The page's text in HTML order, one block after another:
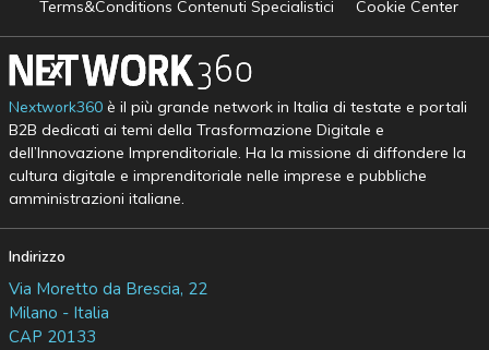
Terms&Conditions Contenuti Specialistici
Cookie Center
Nextwork360è il più grande network in Italia di testate e portali
B2B dedicati ai temi della Trasformazione Digitale e
dell’Innovazione Imprenditoriale. Ha la missione di diffondere la
cultura digitale e imprenditoriale nelle imprese e pubbliche
amministrazioni italiane.
Indirizzo
Via Moretto da Brescia, 22
Milano - Italia
CAP 20133